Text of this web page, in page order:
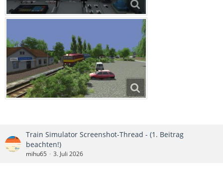
Train Simulator Screenshot-Thread - (1. Beitrag
beachten!)
mihu65 3. Juli 2026